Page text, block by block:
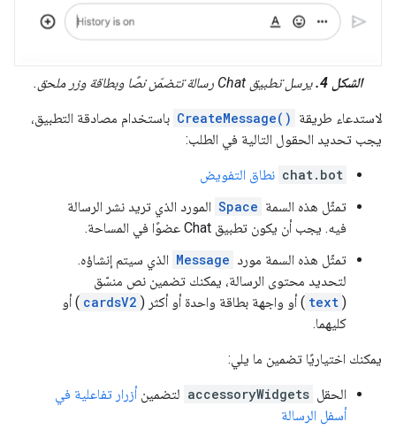
الشكل 4. يرسل تطبيق Chat رسالة تتضمّن نصًا وبطاقة وزر ملحق.
لاستدعاء طريقة CreateMessage() باستخدام مصادقة التطبيق،
يجب تحديد الحقول التالية في الطلب:
chat.bot نطاق التفويض
تمثّل هذه السمة Space المورد الذي تريد نشر الرسالة
فيه. يجب أن يكون تطبيق Chat عضوًا في المساحة.
تمثّل هذه السمة مورد Message الذي سيتم إنشاؤه.
لتحديد محتوى الرسالة، يمكنك تضمين نص منسّق
(
text ) أو واجهة بطاقة واحدة أو أكثر ( cardsV2 ) أو
كليهما.
يمكنك اختياريًا تضمين ما يلي:
الحقل accessoryWidgets لتضمينأزرار تفاعلية في
أسفل الرسالة